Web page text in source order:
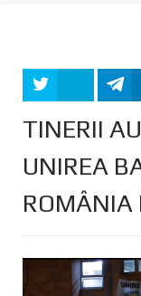
TINERII
UNIREA
ROMÂNIA